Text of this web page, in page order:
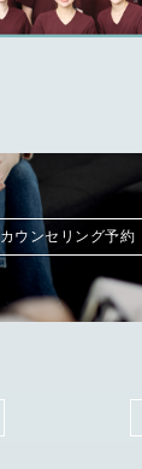
カウンセリング予約